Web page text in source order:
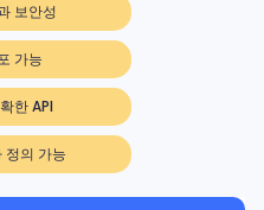
보안성
가능
한 API
정의 가능